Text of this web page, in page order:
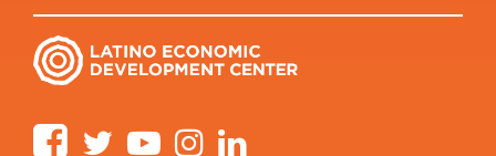
FacebookTwitter YouTube Instagram